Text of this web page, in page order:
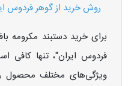
روش خرید از گوهر فردوس
برای خرید دستبند مکرومه
فردوس ایران"، تنها
ویژگی‌های مختلف محصول